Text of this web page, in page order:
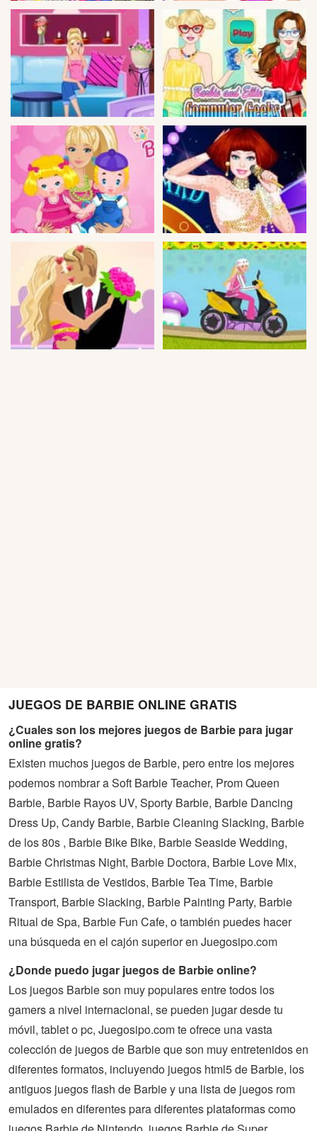
JUEGOS DE BARBIE ONLINE GRATIS
¿Cuales son los mejores juegos de Barbie para jugar
online gratis?
Existen muchos juegos de Barbie, pero entre los mejores
podemos nombrar a Soft Barbie Teacher, Prom Queen
Barbie, Barbie Rayos UV, Sporty Barbie, Barbie Dancing
Dress Up, Candy Barbie, Barbie Cleaning Slacking, Barbie
de los 80s , Barbie Bike Bike, Barbie Seaside Wedding,
Barbie Christmas Night, Barbie Doctora, Barbie Love Mix,
Barbie Estilista de Vestidos, Barbie Tea Time, Barbie
Transport, Barbie Slacking, Barbie Painting Party, Barbie
Ritual de Spa, Barbie Fun Cafe, o también puedes hacer
una búsqueda en el cajón superior en Juegosipo.com
¿Donde puedo jugar juegos de Barbie online?
Los juegos Barbie son muy populares entre todos los
gamers a nivel internacional, se pueden jugar desde tu
móvil, tablet o pc, Juegosipo.com te ofrece una vasta
colección de juegosde Barbieque son muy entretenidos en
diferentes formatos, incluyendo juegos html5 de Barbie, los
antiguos juegos flash de Barbie y una lista de juegos rom
emulados en diferentes para diferentes plataformas como